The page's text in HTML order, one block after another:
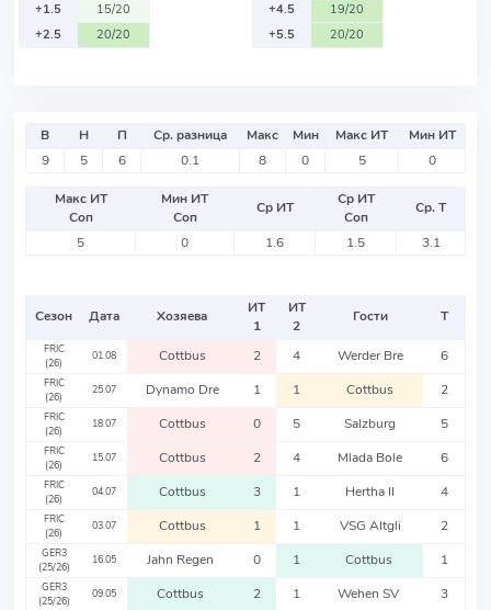
+1.5
15/20
+2.5
20/20
+4.5
19/20
+5.5
20/20
В Н П Ср. разница Макс Мин Макс ИТ
Мин ИТ
9
5 6 0.1 8 0 5 0
Макс ИТ
Соп
Мин ИТ
Соп
Ср ИТ
Ср ИТ
Соп
Ср. Т
5
0 1.6 1.5 3.1
Сезон Дата Хозяева
ИТ
1
ИТ
2
Гости Т
FRIC
(26)
01.08 Cottbus 2 4 Werder Bre 6
FRIC
(26)
25.07 Dynamo Dre 1 1 Cottbus 2
FRIC
(26)
18.07 Cottbus 0 5 Salzburg 5
FRIC
(26)
15.07 Cottbus 2 4 Mlada Bole 6
FRIC
(26)
04.07 Cottbus 3 1 Hertha II 4
FRIC
(26)
03.07 Cottbus 1 1 VSG Altgli 2
GER3
(25/26)
16.05 Jahn Regen 0 1 Cottbus 1
GER3
(25/26)
09.05 Cottbus 2 1 Wehen SV 3